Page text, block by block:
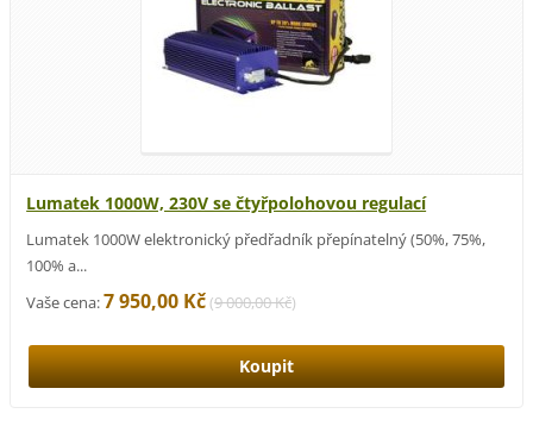
Lumatek 1000W, 230V se čtyřpolohovou regulací
Lumatek 1000W elektronický předřadník přepínatelný (50%, 75%,
100% a...
Vaše cena:7 950,00 Kč(9 000,00 Kč)